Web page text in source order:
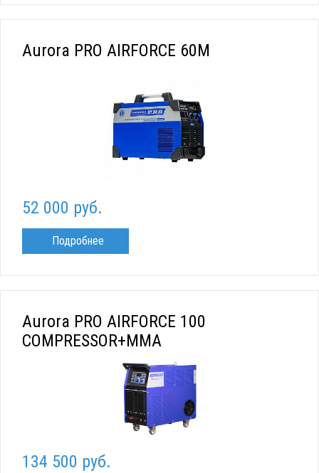
Aurora PRO AIRFORCE 60M
52 000 руб.
Подробнее
Aurora PRO AIRFORCE 100
COMPRESSOR+ММА
134 500 руб.